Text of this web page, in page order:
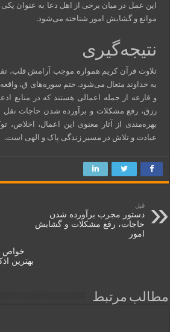
این عمل در میان برخی از اهل دعا به عنوان
موانع و گشایش امور شناخته می‌شود.
نتیجه‌گیری
تلاوت قرآن کریم همواره موجب آرامش قلب،
به خداوند متعال می‌شود. ختم سوره‌های ق، واقعه،
و قارعه از جمله اعمالی هستند که در منابع
رزق، رفع مشکلات و برآورده شدن حاجات نقل
بهره‌مندی از آثار معنوی این اعمال، اخلاص،
عبادت و تلاش در مسیر زندگی پاک و الهی است.
قبل
دستور مجرب برآورده شدن
حاجات، رفع مشکلات و گشایش
امور
خواص
بهترین
مطالب مرتبط